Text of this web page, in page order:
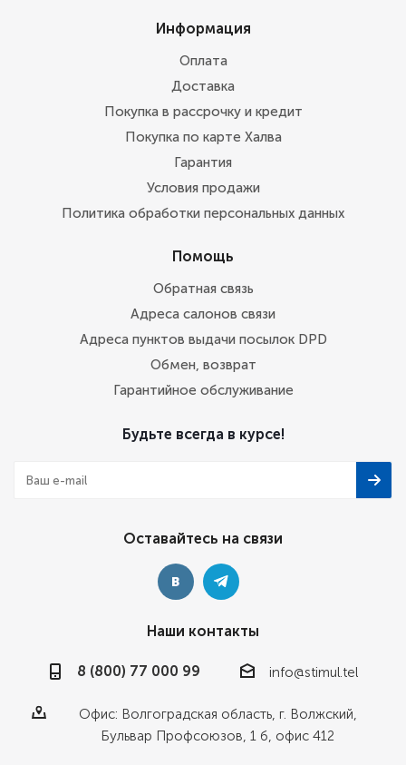
Информация
Оплата
Доставка
Покупка в рассрочку и кредит
Покупка по карте Халва
Гарантия
Условия продажи
Политика обработки персональных данных
Помощь
Обратная связь
Адреса салонов связи
Адреса пунктов выдачи посылок DPD
Обмен, возврат
Гарантийное обслуживание
Будьте всегда в курсе!
Оставайтесь на связи
Наши контакты
8 (800) 77 000 99 info@stimul.tel
Офис: Волгоградская область, г. Волжский,
Бульвар Профсоюзов, 1 б, офис 412